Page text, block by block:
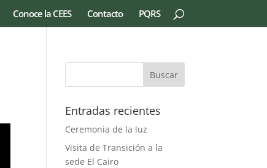
Conoce la CEES Contacto PQRS
Entradas recientes
Ceremonia de la luz
Visita de Transición a la
sede El Cairo